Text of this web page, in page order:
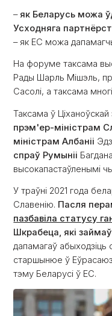
– як Беларусь можа
Усходняга
– як ЕС можа
На форуме таксама
Рады Шарль Мішэль,
Сасолі, а таксама
Таксама ў
прэм'ер-міністрам
міністрам Албаніі
спраў Румыніі
высокапастаўленымі
У траўні 2021 года
Славенію. Пасля
пазбавіла статусу
Шкрабеца, які
дапамагаў абыходзіць
старшынюе ў
тэму Беларусі ў ЕС.